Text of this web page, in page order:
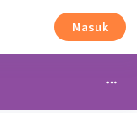
Masuk